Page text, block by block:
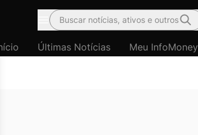
Menu
Buscar notícias, ativos e outros
Últimas Notícias Meu InfoMoney